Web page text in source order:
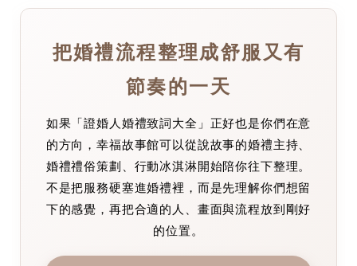
把婚禮流程整理成舒服又有
節奏的一天
如果「證婚人婚禮致詞大全」正好也是你們在意
的方向，幸福故事館可以從說故事的婚禮主持、
婚禮禮俗策劃、行動冰淇淋開始陪你往下整理。
不是把服務硬塞進婚禮裡，而是先理解你們想留
下的感覺，再把合適的人、畫面與流程放到剛好
的位置。